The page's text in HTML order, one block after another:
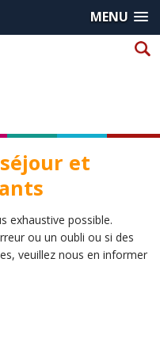
MENU
et
exhaustive possible.
ou un oubli ou si des
veuillez nous en informer